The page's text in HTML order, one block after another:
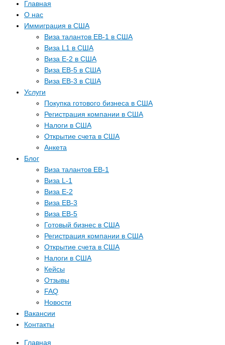
Главная
О нас
Иммиграция в США
Виза талантов EB-1 в США
Виза L1 в США
Виза E-2 в США
Виза EB-5 в США
Виза EB-3 в США
Услуги
Покупка готового бизнеса в США
Регистрация компании в США
Налоги в США
Открытие счета в США
Анкета
Блог
Виза талантов EB-1
Виза L-1
Виза E-2
Виза EB-3
Виза EB-5
Готовый бизнес в США
Регистрация компании в США
Открытие счета в США
Налоги в США
Кейсы
Отзывы
FAQ
Новости
Вакансии
Контакты
Главная